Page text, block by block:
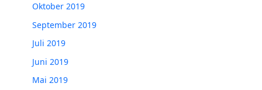
Oktober 2019
September 2019
Juli 2019
Juni 2019
Mai 2019